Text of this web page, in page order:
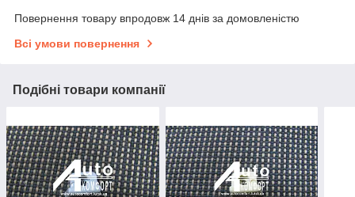
Повернення товару впродовж 14 днів за домовленістю
Всі умови повернення
Подібні товари компанії